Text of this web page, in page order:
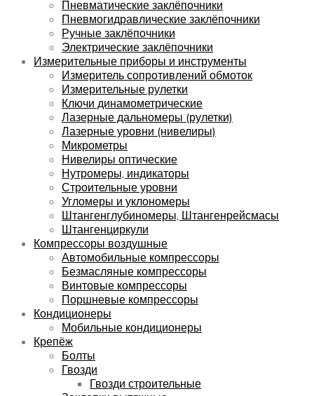
Пневматические заклёпочники
Пневмогидравлические заклёпочники
Ручные заклёпочники
Электрические заклёпочники
Измерительные приборы и инструменты
Измеритель сопротивлений обмоток
Измерительные рулетки
Ключи динамометрические
Лазерные дальномеры (рулетки)
Лазерные уровни (нивелиры)
Микрометры
Нивелиры оптические
Нутромеры, индикаторы
Строительные уровни
Угломеры и уклономеры
Штангенглубиномеры, Штангенрейсмасы
Штангенциркули
Компрессоры воздушные
Автомобильные компрессоры
Безмасляные компрессоры
Винтовые компрессоры
Поршневые компрессоры
Кондиционеры
Мобильные кондиционеры
Крепёж
Болты
Гвозди
Гвозди строительные